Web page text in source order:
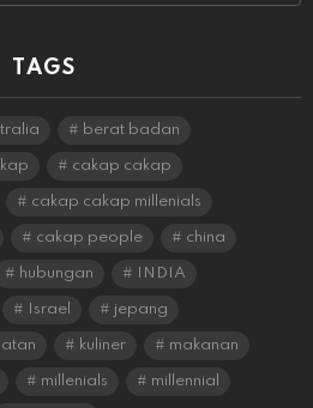
TAGS
berat badan
cakap cakap
cakap cakap millenials
cakap people china
hubungan INDIA
Israel jepang
kuliner makanan
millenials millennial